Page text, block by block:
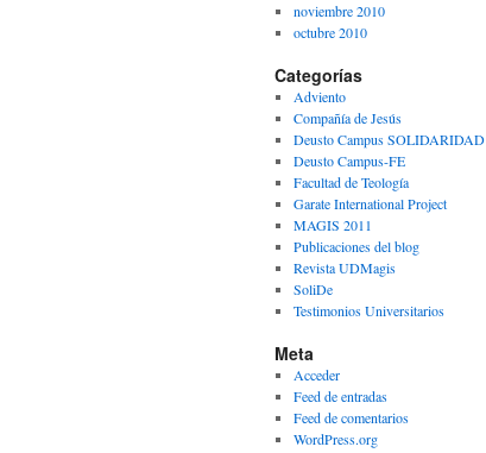
noviembre 2010
octubre 2010
Categorías
Adviento
Compañía de Jesús
Deusto Campus SOLIDARIDAD
Deusto Campus-FE
Facultad de Teología
Garate International Project
MAGIS 2011
Publicaciones del blog
Revista UDMagis
SoliDe
Testimonios Universitarios
Meta
Acceder
Feed de entradas
Feed de comentarios
WordPress.org